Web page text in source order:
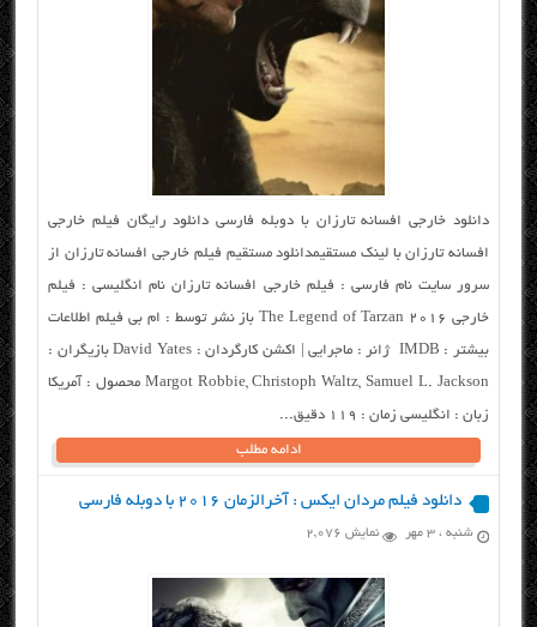
دانلود خارجی افسانه تارزان با دوبله فارسی دانلود رایگان فیلم خارجی
افسانه تارزان با لینک مستقیمدانلود مستقیم فیلم خارجی افسانه تارزان از
سرور سایت نام فارسی : فیلم خارجی افسانه تارزان نام انگلیسی : فیلم
خارجی The Legend of Tarzan 2016 باز نشر توسط : ام بی فیلم اطلاعات
بیشتر : IMDB ژانر : ماجرایی | اکشن کارگردان : David Yates بازیگران :
Margot Robbie, Christoph Waltz, Samuel L. Jackson محصول : آمریکا
زبان : انگلیسی زمان : ۱۱۹ دقیق...
ادامه مطلب
دانلود فیلم مردان ایکس : آخرالزمان ۲۰۱۶ با دوبله فارسی
شنبه ، ۳ مهر نمایش 2,076